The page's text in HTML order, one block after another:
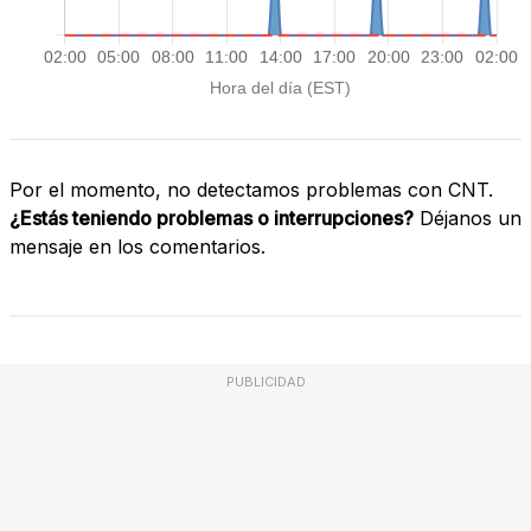
Por el momento, no detectamos problemas con CNT.
¿Estás teniendo problemas o interrupciones? Déjanos un
mensaje en los comentarios.
PUBLICIDAD